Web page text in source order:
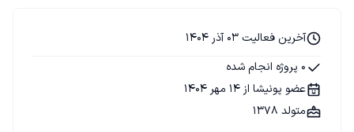
آخرین فعالیت 03 آذر 1404
0 پروژه انجام شده
عضو پونیشا از 14 مهر 1404
متولد 1378